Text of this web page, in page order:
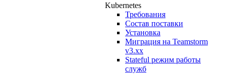
Kubernetes
Требования
Состав поставки
Установка
Миграция на Teamstorm
v3.xx
Stateful режим работы
служб